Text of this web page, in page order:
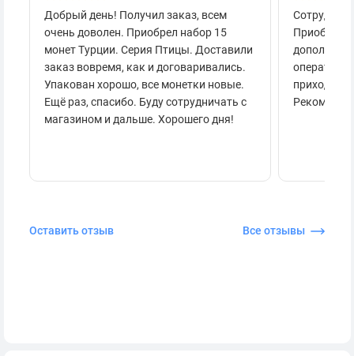
Добрый день! Получил заказ, всем
очень доволен. Приобрел набор 15
монет Турции. Серия Птицы. Доставили
заказ вовремя, как и договаривались.
Упакован хорошо, все монетки новые.
Ещё раз, спасибо. Буду сотрудничать с
магазином и дальше. Хорошего дня!
приходило
Оставить отзыв Все отзывы